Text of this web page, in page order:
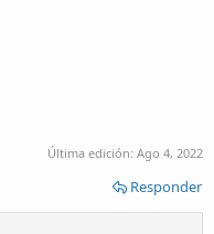
Última edición: Ago 4, 2022
Responder